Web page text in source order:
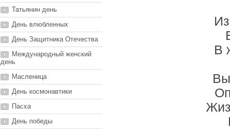
Татьянин день
День влюбленных
День Защитника Отечества
Международный женский
день
Масленица
День космонавтики
Пасха
День победы
В